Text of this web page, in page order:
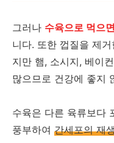
그러나 수육으로 먹으
니다. 또한 껍질을 제
지만 햄, 소시지, 베이
많으므로 건강에 좋지
수육은 다른 육류보다
풍부하여 간세포의 재